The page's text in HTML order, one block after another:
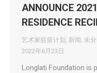
ANNOUNCE
RESIDENCE
艺术家驻留计划 , 新闻 , 未
2022年6月23日
Longlati Foundation is